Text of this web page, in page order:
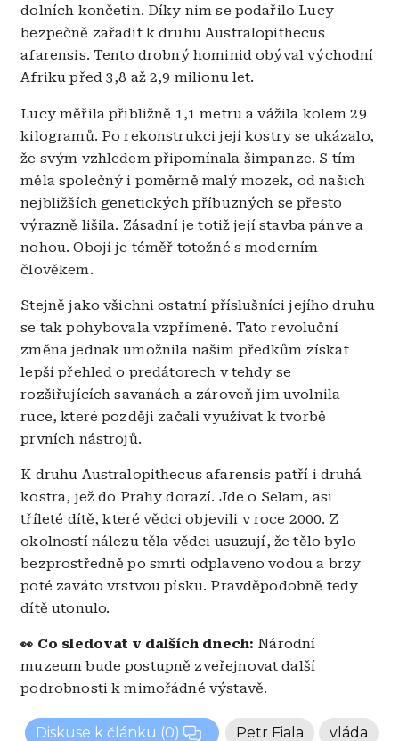
dolních končetin. Díky nim se podařilo Lucy
bezpečně zařadit k druhu Australopithecus
afarensis. Tento drobný hominid obýval východní
Afriku před 3,8 až 2,9 milionu let.
Lucy měřila přibližně 1,1 metru a vážila kolem 29
kilogramů. Po rekonstrukci její kostry se ukázalo,
že svým vzhledem připomínala šimpanze. S tím
měla společný i poměrně malý mozek, od našich
nejbližších genetických příbuzných se přesto
výrazně lišila. Zásadní je totiž její stavba pánve a
nohou. Obojí je téměř totožné s moderním
člověkem.
Stejně jako všichni ostatní příslušníci jejího druhu
se tak pohybovala vzpřímeně. Tato revoluční
změna jednak umožnila našim předkům získat
lepší přehled o predátorech v tehdy se
rozšiřujících savanách a zároveň jim uvolnila
ruce, které později začali využívat k tvorbě
prvních nástrojů.
K druhu Australopithecus afarensis patří i druhá
kostra, jež do Prahy dorazí. Jde o Selam, asi
tříleté dítě, které vědci objevili v roce 2000. Z
okolností nálezu těla vědci usuzují, že tělo bylo
bezprostředně po smrti odplaveno vodou a brzy
poté zaváto vrstvou písku. Pravděpodobně tedy
dítě utonulo.
👀 Co sledovat v dalších dnech: Národní
muzeum bude postupně zveřejnovat další
podrobnosti k mimořádné výstavě.
Diskuse k článku (0) vláda
Petr Fiala